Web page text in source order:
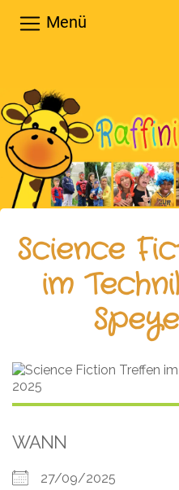
Home
Hochzeiten,
Privatfeier
Firmenfeier
Gewerbliche,
öffentliche
Leistungen
Über
Events
Menü
Science
im
WANN
27/09/2025